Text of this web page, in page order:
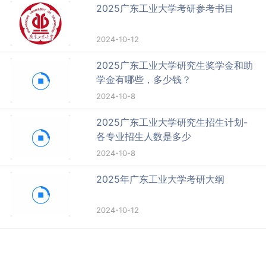
2025广东工业大学考研参考书目
2024-10-12
2025广东工业大学研究生奖学金和助
学金有哪些，多少钱？
2024-10-8
2025广东工业大学研究生招生计划-
各专业招生人数是多少
2024-10-8
2025年广东工业大学考研大纲
2024-10-12